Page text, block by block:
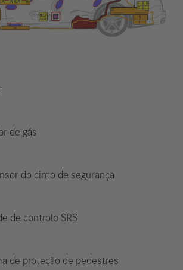
de gás
do cinto de segurança
de controlo SRS
de proteção de pedestres